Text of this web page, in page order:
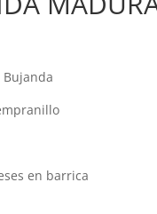
Bujanda
en barrica